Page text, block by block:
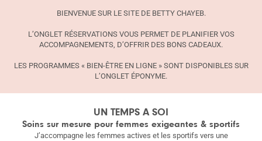
BIENVENUE SUR LE SITE DE BETTY CHAYEB.
L’ONGLET RÉSERVATIONS VOUS PERMET DE PLANIFIER VOS
ACCOMPAGNEMENTS, D’OFFRIR DES BONS CADEAUX.
LES PROGRAMMES « BIEN-ÊTRE EN LIGNE » SONT DISPONIBLES SUR
L’ONGLET ÉPONYME.
UN TEMPS A SOI
Soins sur mesure pour femmes exigeantes & sportifs
J’accompagne les femmes actives et les sportifs vers une